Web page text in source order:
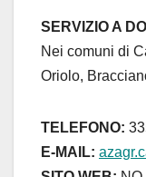
SERVIZIO A
Nei comuni di
Oriolo,
TELEFONO:
E-MAIL: